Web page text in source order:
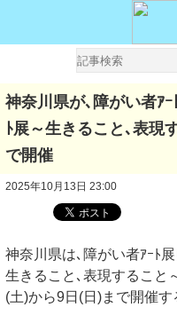
神奈川県が､障がい者ｱ
ﾄ展～生きること､表現
で開催
2025年10月13日 23:00
神奈川県は､障がい者ｱｰﾄ
生きること､表現すること
(土)から9日(日)まで開催す